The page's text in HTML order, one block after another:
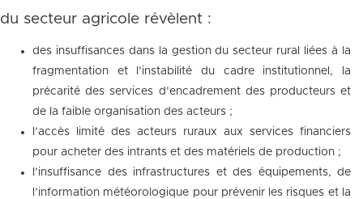
du secteur agricole révèlent :
des insuffisances dans la gestion du secteur rural liées à la
fragmentation et l’instabilité du cadre institutionnel, la
précarité des services d’encadrement des producteurs et
de la faible organisation des acteurs ;
l’accès limité des acteurs ruraux aux services financiers
pour acheter des intrants et des matériels de production ;
l’insuffisance des infrastructures et des équipements, de
l’information météorologique pour prévenir les risques et la